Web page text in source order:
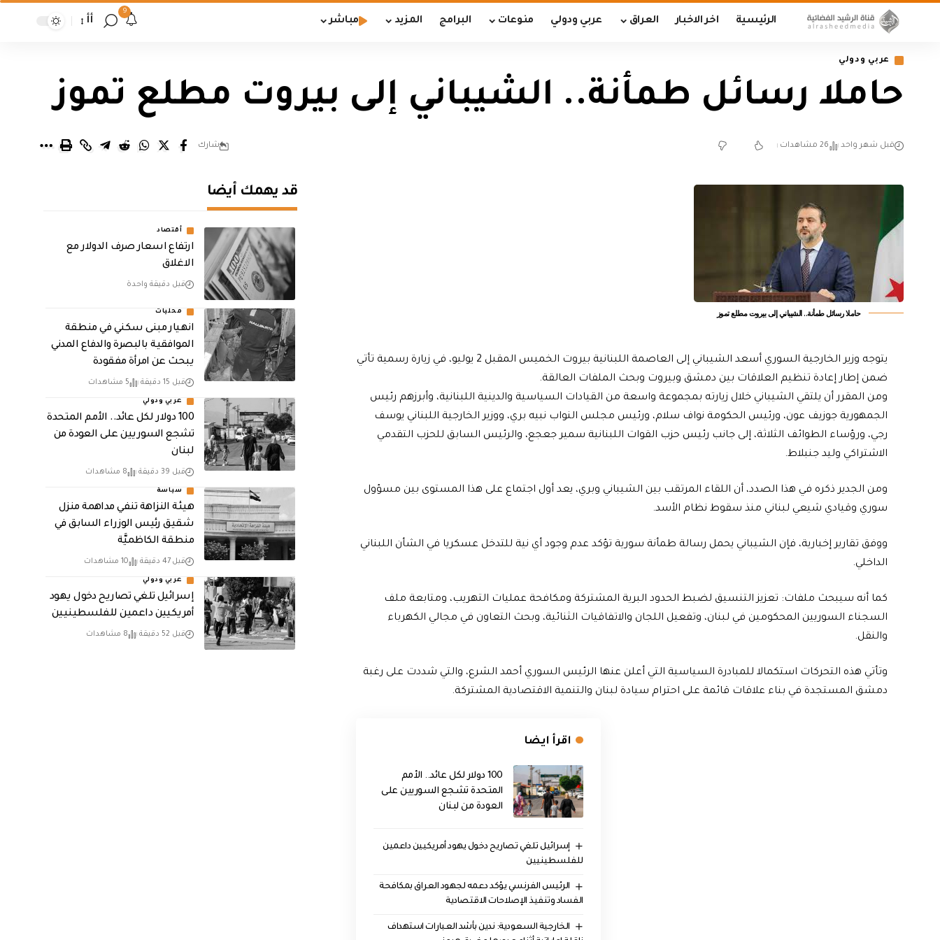
الرئيسية اخر الاخبار العراق عربي ودولي منوعات البرامج المزيد مباشر
9
أأ
عربي ودولي
حاملا رسائل طمأنة.. الشيباني إلى بيروت مطلع تموز
قبل شهر واحد 26 مشاهدات شارك
حاملا رسائل طمأنة.. الشيباني إلى بيروت مطلع تموز
يتوجه وزير الخارجية السوري أسعد الشيباني إلى العاصمة اللبنانية بيروت الخميس المقبل 2 يوليو، في زيارة رسمية تأتي
ضمن إطار إعادة تنظيم العلاقات بين دمشق وبيروت وبحث الملفات العالقة.
ومن المقرر أن يلتقي الشيباني خلال زيارته بمجموعة واسعة من القيادات السياسية والدينية اللبنانية، وأبرزهم رئيس
الجمهورية جوزيف عون، ورئيس الحكومة نواف سلام، ورئيس مجلس النواب نبيه بري، ووزير الخارجية اللبناني يوسف
رجي، ورؤساء الطوائف الثلاثة، إلى جانب رئيس حزب القوات اللبنانية سمير جعجع، والرئيس السابق للحزب التقدمي
الاشتراكي وليد جنبلاط.
ومن الجدير ذكره في هذا الصدد، أن اللقاء المرتقب بين الشيباني وبري، يعد أول اجتماع على هذا المستوى بين مسؤول
سوري وقيادي شيعي لبناني منذ سقوط نظام الأسد.
ووفق تقارير إخبارية، فإن الشيباني يحمل رسالة طمأنة سورية تؤكد عدم وجود أي نية للتدخل عسكريا في الشأن اللبناني
الداخلي.
كما أنه سيبحث ملفات: تعزيز التنسيق لضبط الحدود البرية المشتركة ومكافحة عمليات التهريب، ومتابعة ملف
السجناء السوريين المحكومين في لبنان، وتفعيل اللجان والاتفاقيات الثنائية، وبحث التعاون في مجالي الكهرباء
والنقل.
وتأتي هذه التحركات استكمالا للمبادرة السياسية التي أعلن عنها الرئيس السوري أحمد الشرع، والتي شددت على رغبة
دمشق المستجدة في بناء علاقات قائمة على احترام سيادة لبنان والتنمية الاقتصادية المشتركة.
اقرأ ايضا
100 دولار لكل عائد.. الأمم
المتحدة تشجع السوريين على
العودة من لبنان
إسرائيل تلغي تصاريح دخول يهود أمريكيين داعمين
للفلسطينيين
الرئيس الفرنسي يؤكد دعمه لجهود العراق بمكافحة
الفساد وتنفيذ الإصلاحات الاقتصادية
‏الخارجية السعودية: ندين بأشد العبارات استهداف
قد يهمك أيضا
أقتصاد
ارتفاع اسعار صرف الدولار مع
الاغلاق
قبل دقيقة واحدة
محليات
انهيار مبنى سكني في منطقة
الموافقية بالبصرة والدفاع المدني
يبحث عن امرأة مفقودة
قبل 15 دقيقة 5 مشاهدات
عربي ودولي
100 دولار لكل عائد.. الأمم المتحدة
تشجع السوريين على العودة من
لبنان
قبل 39 دقيقة 8 مشاهدات
سياسة
هيئة النزاهة تنفي مداهمة منزل
شقيق رئيس الوزراء السابق في
منطقة الكاظميَّة
قبل 47 دقيقة 10 مشاهدات
عربي ودولي
إسرائيل تلغي تصاريح دخول يهود
أمريكيين داعمين للفلسطينيين
قبل 52 دقيقة 8 مشاهدات